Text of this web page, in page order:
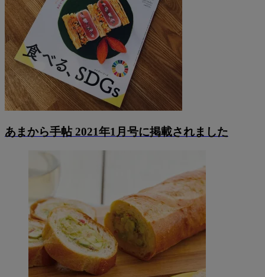
あまから手帖 2021年1月号に掲載されました